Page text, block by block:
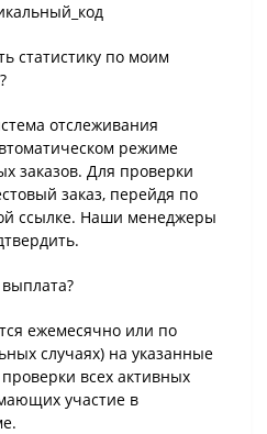
статистику по моим
отслеживания
режиме
заказов. Для проверки
заказ, перейдя по
ссылке. Наши менеджеры
ежемесячно или по
случаях) на указанные
всех активных
участие в